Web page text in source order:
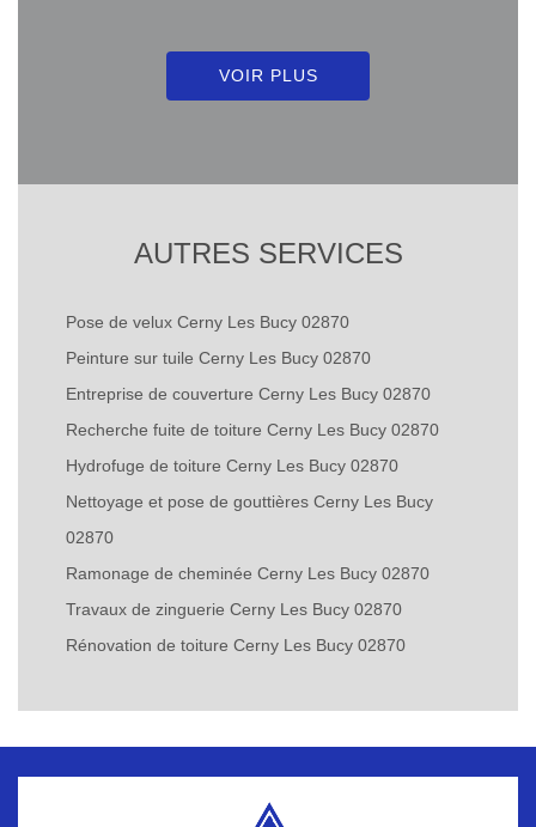
VOIR PLUS
AUTRES SERVICES
Pose de velux Cerny Les Bucy 02870
Peinture sur tuile Cerny Les Bucy 02870
Entreprise de couverture Cerny Les Bucy 02870
Recherche fuite de toiture Cerny Les Bucy 02870
Hydrofuge de toiture Cerny Les Bucy 02870
Nettoyage et pose de gouttières Cerny Les Bucy
02870
Ramonage de cheminée Cerny Les Bucy 02870
Travaux de zinguerie Cerny Les Bucy 02870
Rénovation de toiture Cerny Les Bucy 02870